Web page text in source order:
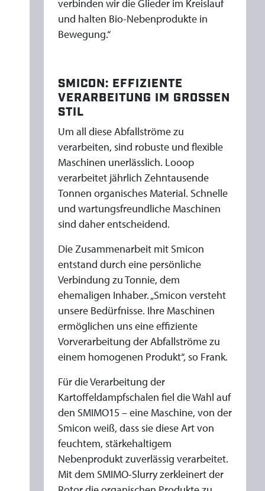
verbinden wir die Glieder im Kreislauf
und halten Bio-Nebenprodukte in
Bewegung.“
SMICON: EFFIZIENTE
VERARBEITUNG IM GROSSEN
STIL
Um all diese Abfallströme zu
verarbeiten, sind robuste und flexible
Maschinen unerlässlich. Looop
verarbeitet jährlich Zehntausende
Tonnen organisches Material. Schnelle
und wartungsfreundliche Maschinen
sind daher entscheidend.
Die Zusammenarbeit mit Smicon
entstand durch eine persönliche
Verbindung zu Tonnie, dem
ehemaligen Inhaber. „Smicon versteht
unsere Bedürfnisse. Ihre Maschinen
ermöglichen uns eine effiziente
Vorverarbeitung der Abfallströme zu
einem homogenen Produkt“, so Frank.
Für die Verarbeitung der
Kartoffeldampfschalen fiel die Wahl auf
den SMIMO15 – eine Maschine, von der
Smicon weiß, dass sie diese Art von
feuchtem, stärkehaltigem
Nebenprodukt zuverlässig verarbeitet.
Mit dem SMIMO-Slurry zerkleinert der